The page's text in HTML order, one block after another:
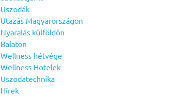
Uszodák
Utazás Magyarországon
Nyaralás külföldön
Balaton
Wellness hétvége
Wellness Hotelek
Uszodatechnika
Hírek